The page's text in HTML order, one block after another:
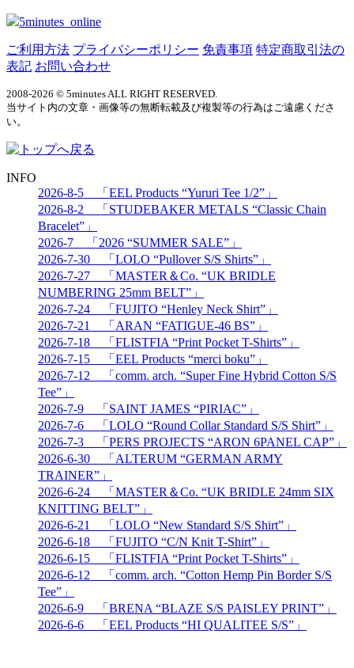
5minutes_online
ご利用方法 プライバシーポリシー 免責事項 特定商取引法の
表記 お問い合わせ
2008-2026 © 5minutes ALL RIGHT RESERVED.
当サイト内の文章・画像等の無断転載及び複製等の行為はご遠慮くださ
い。
INFO
2026-8-5 「EEL Products “Yururi Tee 1/2”」
2026-8-2 「STUDEBAKER METALS “Classic Chain
Bracelet”」
2026-7 「2026 “SUMMER SALE”」
2026-7-30 「LOLO “Pullover S/S Shirts”」
2026-7-27 「MASTER＆Co. “UK BRIDLE
NUMBERING 25mm BELT”」
2026-7-24 「FUJITO “Henley Neck Shirt”」
2026-7-21 「ARAN “FATIGUE-46 BS”」
2026-7-18 「FLISTFIA “Print Pocket T-Shirts”」
2026-7-15 「EEL Products “merci boku”」
2026-7-12 「comm. arch. “Super Fine Hybrid Cotton S/S
Tee”」
2026-7-9 「SAINT JAMES “PIRIAC”」
2026-7-6 「LOLO “Round Collar Standard S/S Shirt”」
2026-7-3 「PERS PROJECTS “ARON 6PANEL CAP”」
2026-6-30 「ALTERUM “GERMAN ARMY
TRAINER”」
2026-6-24 「MASTER＆Co. “UK BRIDLE 24mm SIX
KNITTING BELT”」
2026-6-21 「LOLO “New Standard S/S Shirt”」
2026-6-18 「FUJITO “C/N Knit T-Shirt”」
2026-6-15 「FLISTFIA “Print Pocket T-Shirts”」
2026-6-12 「comm. arch. “Cotton Hemp Pin Border S/S
Tee”」
2026-6-9 「BRENA “BLAZE S/S PAISLEY PRINT”」
2026-6-6 「EEL Products “HI QUALITEE S/S”」